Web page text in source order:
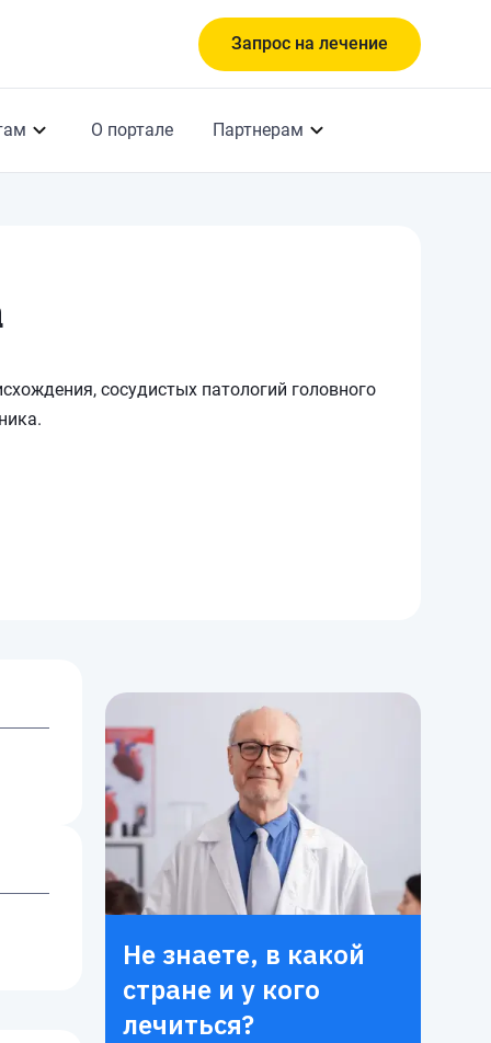
Запрос на лечение
О портале Партнерам
сосудистых патологий головного
Не знаете, в какой
стране и у кого
лечиться?